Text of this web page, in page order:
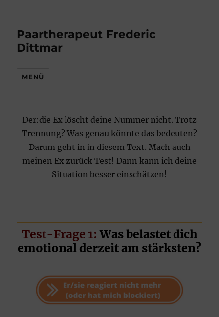
Paartherapeut Frederic
Dittmar
MENÜ
Der:die Ex löscht deine Nummer nicht. Trotz
Trennung? Was genau könnte das bedeuten?
Darum geht in in diesem Text. Mach auch
meinen Ex zurück Test! Dann kann ich deine
Situation besser einschätzen!
Test-Frage 1: Was belastet dich
emotional derzeit am stärksten?